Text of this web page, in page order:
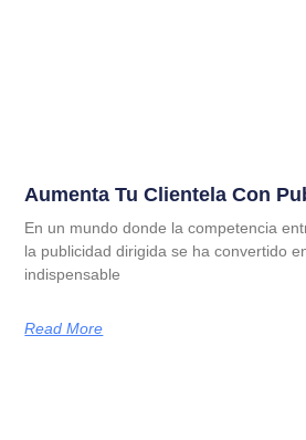
Aumenta Tu Clientela Con
En un mundo donde la competencia
la publicidad dirigida se ha convertido
indispensable
Read More